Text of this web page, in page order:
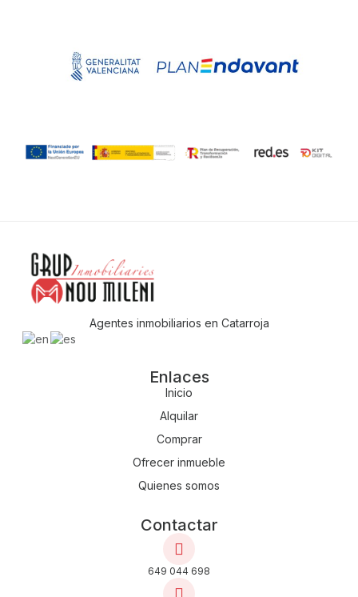
Agentes inmobiliarios en Catarroja
Enlaces
Inicio
Alquilar
Comprar
Ofrecer inmueble
Quienes somos
Contactar
649 044 698